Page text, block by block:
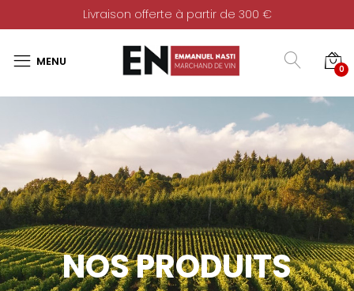
Livraison offerte à partir de 300 €
0
NOS PRODUITS